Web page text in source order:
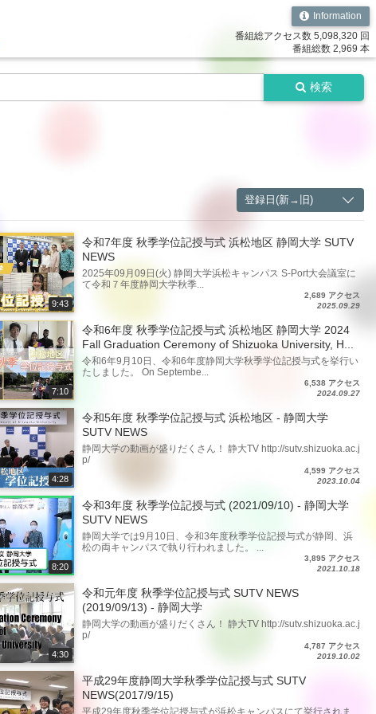
Information
番組総アクセス数 5,098,320 回
番組総数 2,969 本
検索
登録日(新→旧)
9:43
令和7年度 秋季学位記授与式 浜松地区 静岡大学 SUTV
NEWS
2025年09月09日(火) 静岡大学浜松キャンパス S-Port大会議室に
て令和７年度静岡大学秋季...
2,689 アクセス
2025.09.29
7:10
令和6年度 秋季学位記授与式 浜松地区 静岡大学 2024
Fall Graduation Ceremony of Shizuoka University, H...
令和6年9月10日、令和6年度静岡大学秋季学位記授与式を挙行い
たしました。 On Septembe...
6,538 アクセス
2024.09.27
4:28
令和5年度 秋季学位記授与式 浜松地区 - 静岡大学
SUTV NEWS
静岡大学の動画が盛りだくさん！ 静大TV http://sutv.shizuoka.ac.j
p/
4,599 アクセス
2023.10.04
8:20
令和3年度 秋季学位記授与式 (2021/09/10) - 静岡大学
SUTV NEWS
静岡大学では9月10日、令和3年度秋季学位記授与式が静岡、浜
松の両キャンパスで執り行われました。 ...
3,895 アクセス
2021.10.18
4:30
令和元年度 秋季学位記授与式 SUTV NEWS
(2019/09/13) - 静岡大学
静岡大学の動画が盛りだくさん！ 静大TV http://sutv.shizuoka.ac.j
p/
4,787 アクセス
2019.10.02
平成29年度静岡大学秋季学位記授与式 SUTV
NEWS(2017/9/15)